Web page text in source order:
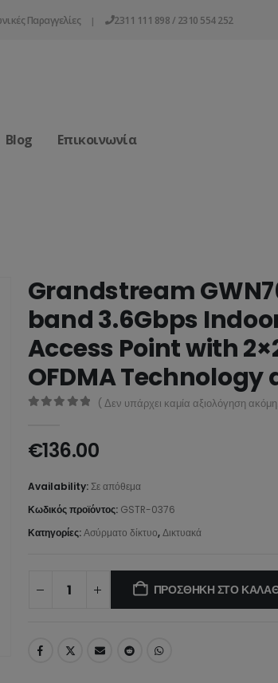
Παραγγελίες | 2311 111 898 / 2310 554 252
Blog Επικοινωνία
Grandstream
band 3.6Gbps
Access Point with
OFDMA Technology
( Δεν υπάρχει καμία αξιολόγηση
€136.00
Availability:Σε απόθεμα
Κωδικός προϊόντος: GSTR-0376
Κατηγορίες:Ασύρματο δίκτυο,Δικτυακά
ΠΡΟΣΘΉΚΗ ΣΤΟ